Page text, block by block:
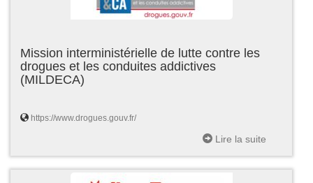
Mission interministérielle de lutte contre les
drogues et les conduites addictives
(MILDECA)
https://www.drogues.gouv.fr/
Lire la suite